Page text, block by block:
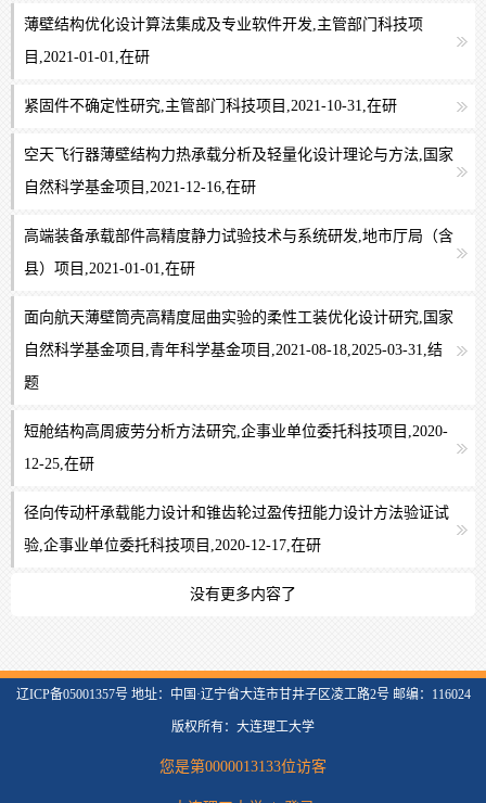
薄壁结构优化设计算法集成及专业软件开发,主管部门科技项
目,2021-01-01,在研
紧固件不确定性研究,主管部门科技项目,2021-10-31,在研
空天飞行器薄壁结构力热承载分析及轻量化设计理论与方法,国家
自然科学基金项目,2021-12-16,在研
高端装备承载部件高精度静力试验技术与系统研发,地市厅局（含
县）项目,2021-01-01,在研
面向航天薄壁筒壳高精度屈曲实验的柔性工装优化设计研究,国家
自然科学基金项目,青年科学基金项目,2021-08-18,2025-03-31,结
题
短舱结构高周疲劳分析方法研究,企事业单位委托科技项目,2020-
12-25,在研
径向传动杆承载能力设计和锥齿轮过盈传扭能力设计方法验证试
验,企事业单位委托科技项目,2020-12-17,在研
没有更多内容了
辽ICP备05001357号 地址：中国·辽宁省大连市甘井子区凌工路2号 邮编：116024
版权所有：大连理工大学
您是第0000013133位访客